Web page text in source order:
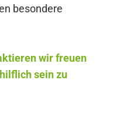
besondere
wir freuen
sein zu